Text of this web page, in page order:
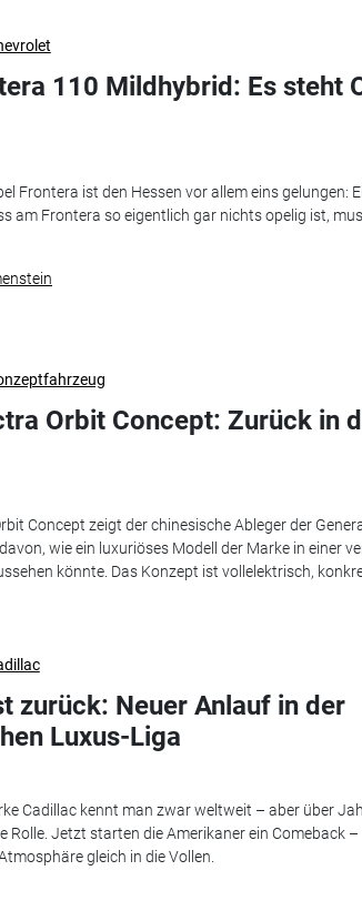
110 Mildhybrid: Es steht
Frontera ist den Hessen vor allem eins gelungen:
am Frontera so eigentlich gar nichts opelig ist,
Orbit Concept: Zurück in
Concept zeigt der chinesische Ableger der
wie ein luxuriöses Modell der Marke in einer
könnte. Das Konzept ist vollelektrisch,
zurück: Neuer Anlauf in der
Luxus-Liga
Cadillac kennt man zwar weltweit – aber über
Rolle. Jetzt starten die Amerikaner ein Comeback –
gleich in die Vollen.